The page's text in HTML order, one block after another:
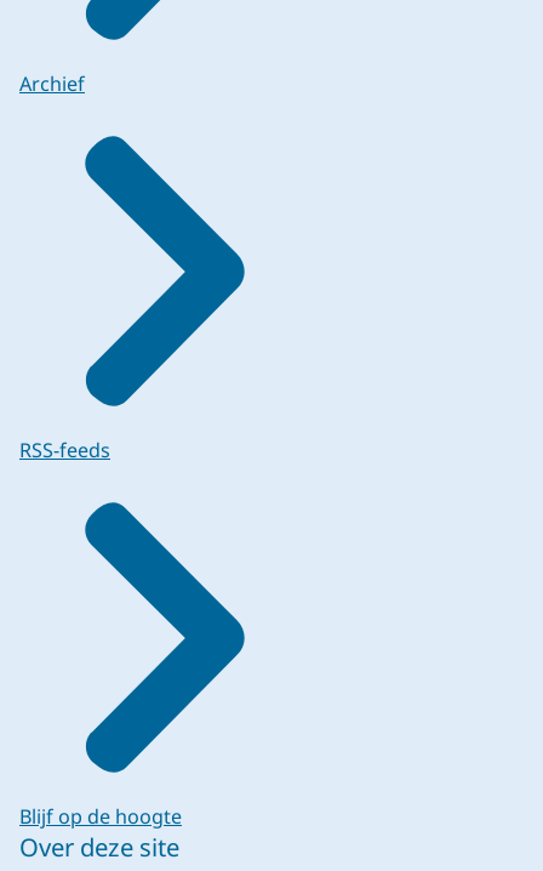
Archief
RSS-feeds
Blijf op de hoogte
Over deze site